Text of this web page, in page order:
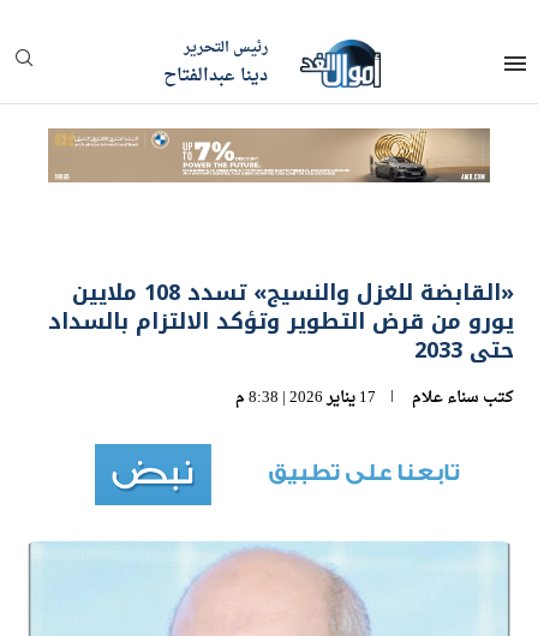
رئيس التحرير
دينا عبدالفتاح
«القابضة للغزل والنسيج» تسدد 108 ملايين
يورو من قرض التطوير وتؤكد الالتزام بالسداد
حتى 2033
كتب سناء علام 17 يناير 2026 | 8:38 م